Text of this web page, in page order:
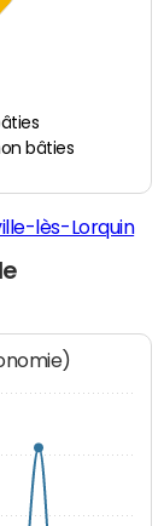
bâties
lès-Lorquin